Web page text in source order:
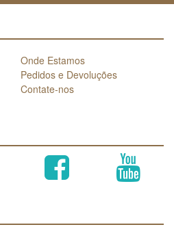
Onde Estamos
Pedidos e Devoluções
Contate-nos